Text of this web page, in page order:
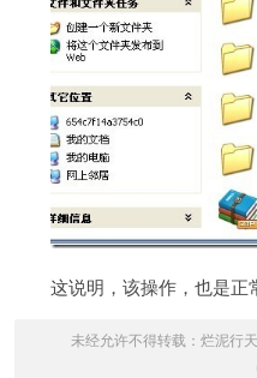
这说明，该操作，也是
未经允许不得转载： 烂泥行